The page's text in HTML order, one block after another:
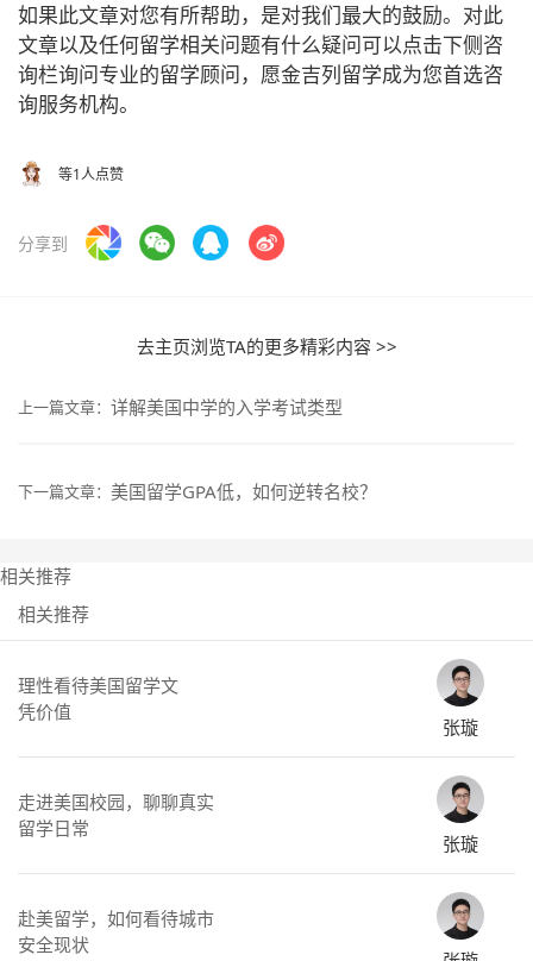
如果此文章对您有所帮助，是对我们最大的鼓励。对此
文章以及任何留学相关问题有什么疑问可以点击下侧咨
询栏询问专业的留学顾问，愿金吉列留学成为您首选咨
询服务机构。
等1人点赞
分享到
去主页浏览TA的更多精彩内容 >>
上一篇文章： 详解美国中学的入学考试类型
下一篇文章： 美国留学GPA低，如何逆转名校？
相关推荐
相关推荐
理性看待美国留学文
凭价值
张璇
走进美国校园，聊聊真实
留学日常
张璇
赴美留学，如何看待城市
安全现状